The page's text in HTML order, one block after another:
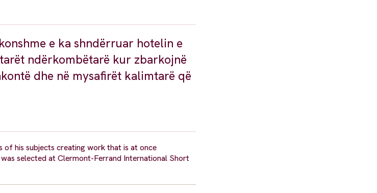
e ka shndërruar hotelin e
ndërkombëtarë kur zbarkojnë
dhe në mysafirët kalimtarë që
of his subjects creating work that is at once
selected at Clermont-Ferrand International Short